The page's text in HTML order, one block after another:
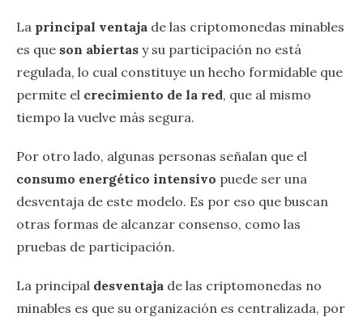
La principal ventaja de las criptomonedas minables
es que son abiertas y su participación no está
regulada, lo cual constituye un hecho formidable que
permite el crecimiento de la red, que al mismo
tiempo la vuelve más segura.
Por otro lado, algunas personas señalan que el
consumo energético intensivo puede ser una
desventaja de este modelo. Es por eso que buscan
otras formas de alcanzar consenso, como las
pruebas de participación.
La principal desventaja de las criptomonedas no
minables es que su organización es centralizada, por